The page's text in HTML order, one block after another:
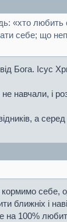
«хто любить
себе; що
Бога. Ісус
навчали, і
а
і
100%